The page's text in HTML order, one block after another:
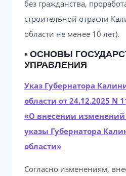
без гражданства,
строительной отрасли
области не менее 10 лет).
• ОСНОВЫ
УПРАВЛЕНИЯ
Указ Губернатора
области от 24.12.2025 N
«О внесении
указы Губернатора
области»
Согласно изменениям,